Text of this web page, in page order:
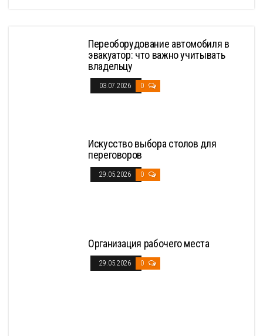
Переоборудование автомобиля в
эвакуатор: что важно учитывать
владельцу
03.07.2026 0
Искусство выбора столов для
переговоров
29.05.2026 0
Организация рабочего места
29.05.2026 0